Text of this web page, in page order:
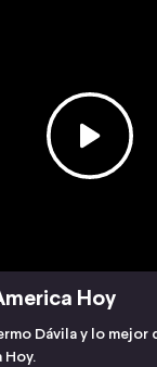
Hoy
Dávila y lo mejor
Hoy.